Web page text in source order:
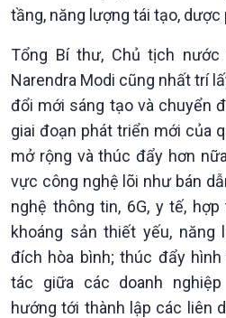
tầng, năng lượng tái tạo, dược
Tổng Bí thư, Chủ tịch
Narendra Modi cũng nhất trí
đổi mới sáng tạo và chuyển
giai đoạn phát triển mới của
mở rộng và thúc đẩy hơn
vực công nghệ lõi như bán
nghệ thông tin, 6G, y tế,
khoáng sản thiết yếu,
đích hòa bình; thúc đẩy
tác giữa các doanh
hướng tới thành lập các liên